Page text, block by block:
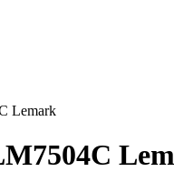
Lemark